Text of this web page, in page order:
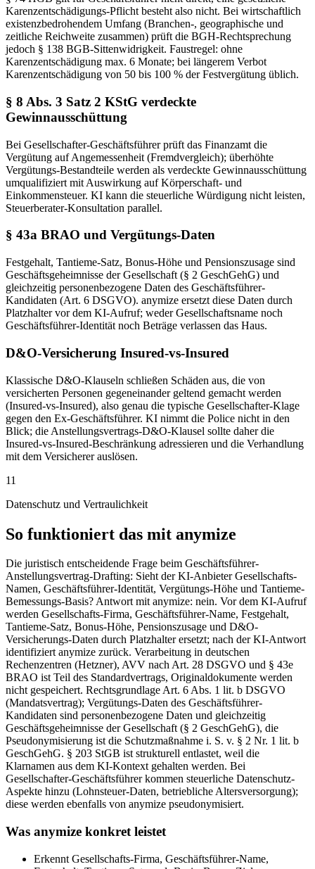
Karenzentschädigungs-Pflicht besteht also nicht. Bei wirtschaftlich
existenzbedrohendem Umfang (Branchen-, geographische und
zeitliche Reichweite zusammen) prüft die BGH-Rechtsprechung
jedoch § 138 BGB-Sittenwidrigkeit. Faustregel: ohne
Karenzentschädigung max. 6 Monate; bei längerem Verbot
Karenzentschädigung von 50 bis 100 % der Festvergütung üblich.
§ 8 Abs. 3 Satz 2 KStG verdeckte
Gewinnausschüttung
Bei Gesellschafter-Geschäftsführer prüft das Finanzamt die
Vergütung auf Angemessenheit (Fremdvergleich); überhöhte
Vergütungs-Bestandteile werden als verdeckte Gewinnausschüttung
umqualifiziert mit Auswirkung auf Körperschaft- und
Einkommensteuer. KI kann die steuerliche Würdigung nicht leisten,
Steuerberater-Konsultation parallel.
§ 43a BRAO und Vergütungs-Daten
Festgehalt, Tantieme-Satz, Bonus-Höhe und Pensionszusage sind
Geschäftsgeheimnisse der Gesellschaft (§ 2 GeschGehG) und
gleichzeitig personenbezogene Daten des Geschäftsführer-
Kandidaten (Art. 6 DSGVO). anymize ersetzt diese Daten durch
Platzhalter vor dem KI-Aufruf; weder Gesellschaftsname noch
Geschäftsführer-Identität noch Beträge verlassen das Haus.
D&O-Versicherung Insured-vs-Insured
Klassische D&O-Klauseln schließen Schäden aus, die von
versicherten Personen gegeneinander geltend gemacht werden
(Insured-vs-Insured), also genau die typische Gesellschafter-Klage
gegen den Ex-Geschäftsführer. KI nimmt die Police nicht in den
Blick; die Anstellungsvertrags-D&O-Klausel sollte daher die
Insured-vs-Insured-Beschränkung adressieren und die Verhandlung
mit dem Versicherer auslösen.
11
Datenschutz und Vertraulichkeit
So funktioniert das mit anymize
Die juristisch entscheidende Frage beim Geschäftsführer-
Anstellungsvertrag-Drafting: Sieht der KI-Anbieter Gesellschafts-
Namen, Geschäftsführer-Identität, Vergütungs-Höhe und Tantieme-
Bemessungs-Basis? Antwort mit anymize: nein. Vor dem KI-Aufruf
werden Gesellschafts-Firma, Geschäftsführer-Name, Festgehalt,
Tantieme-Satz, Bonus-Höhe, Pensionszusage und D&O-
Versicherungs-Daten durch Platzhalter ersetzt; nach der KI-Antwort
identifiziert anymize zurück. Verarbeitung in deutschen
Rechenzentren (Hetzner), AVV nach Art. 28 DSGVO und § 43e
BRAO ist Teil des Standardvertrags, Originaldokumente werden
nicht gespeichert. Rechtsgrundlage Art. 6 Abs. 1 lit. b DSGVO
(Mandatsvertrag); Vergütungs-Daten des Geschäftsführer-
Kandidaten sind personenbezogene Daten und gleichzeitig
Geschäftsgeheimnisse der Gesellschaft (§ 2 GeschGehG), die
Pseudonymisierung ist die Schutzmaßnahme i. S. v. § 2 Nr. 1 lit. b
GeschGehG. § 203 StGB ist strukturell entlastet, weil die
Klarnamen aus dem KI-Kontext gehalten werden. Bei
Gesellschafter-Geschäftsführer kommen steuerliche Datenschutz-
Aspekte hinzu (Lohnsteuer-Daten, betriebliche Altersversorgung);
diese werden ebenfalls von anymize pseudonymisiert.
Was anymize konkret leistet
Erkennt Gesellschafts-Firma, Geschäftsführer-Name,